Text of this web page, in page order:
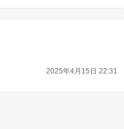
2025年4月15日 22:31